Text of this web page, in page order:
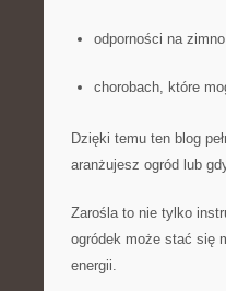
odporności na
chorobach, które
Dzięki temu ten blog
aranżujesz ogród lub
Zarośla to nie tylko
ogródek może stać się
energii.